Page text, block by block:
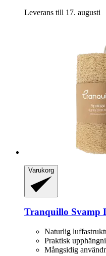
Leverans till 17. augusti
Varukorg
Tranquillo Svamp
Naturlig
Praktisk
Mångsidig